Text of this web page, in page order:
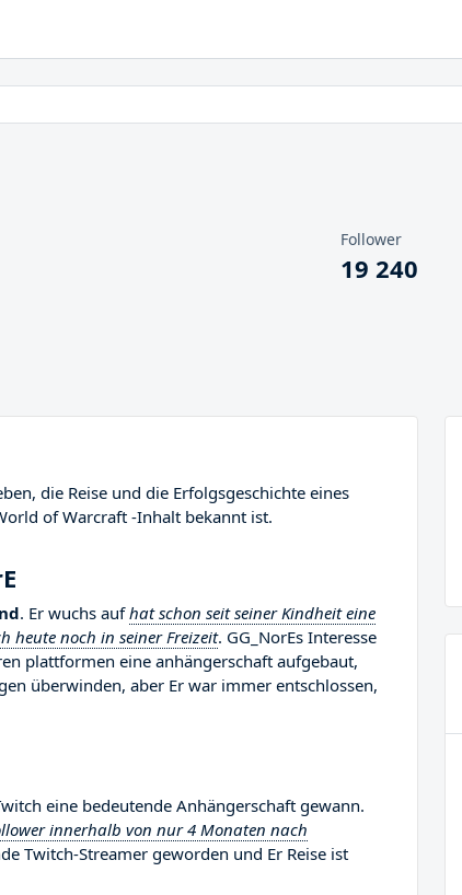
Follower
19 240
die Reise und die Erfolgsgeschichte eines
of Warcraft -Inhalt bekannt ist.
. Er wuchs aufhat schon seit seiner Kindheit eine
heute noch in seiner Freizeit. GG_NorEs Interesse
plattformen eine anhängerschaft aufgebaut,
überwinden, aber Er war immer entschlossen,
eine bedeutende Anhängerschaft gewann.
innerhalb von nur 4 Monaten nach
Twitch-Streamer geworden und Er Reise ist